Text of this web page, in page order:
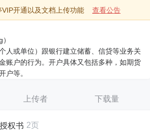
开通以及文档上传功能 查看公告
人或单位）跟银行建立储蓄、信贷等业务关
账户的行为。开户具体又包括多种，如期货
户等。
上传者 下载量
权书 2页